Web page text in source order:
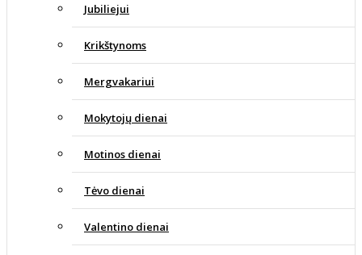
Jubiliejui
Krikštynoms
Mergvakariui
Mokytojų dienai
Motinos dienai
Tėvo dienai
Valentino dienai